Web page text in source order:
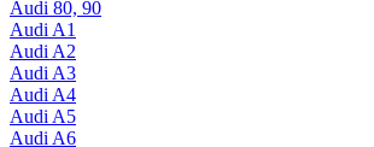
Audi 80, 90
Audi A1
Audi A2
Audi A3
Audi A4
Audi A5
Audi A6